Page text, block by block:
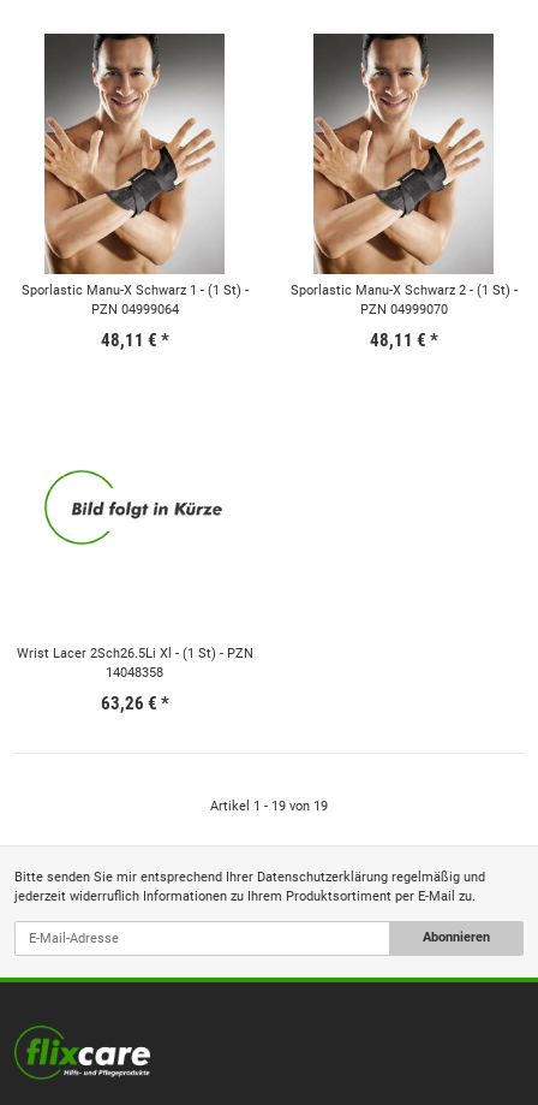
Sporlastic Manu-X Schwarz 1 - (1 St) -
PZN 04999064
48,11 € *
Sporlastic Manu-X Schwarz 2 - (1 St) -
PZN 04999070
48,11 € *
Wrist Lacer 2Sch26.5Li Xl - (1 St) - PZN
14048358
63,26 € *
Artikel 1 - 19 von 19
Bitte senden Sie mir entsprechend Ihrer Datenschutzerklärung regelmäßig und
jederzeit widerruflich Informationen zu Ihrem Produktsortiment per E-Mail zu.
Abonnieren